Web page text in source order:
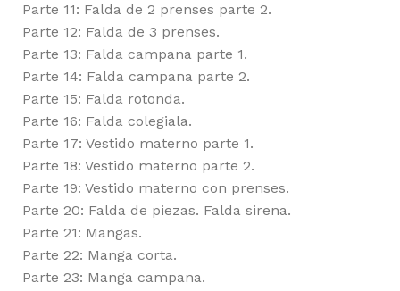
Parte 11: Falda de 2 prenses parte 2.
Parte 12: Falda de 3 prenses.
Parte 13: Falda campana parte 1.
Parte 14: Falda campana parte 2.
Parte 15: Falda rotonda.
Parte 16: Falda colegiala.
Parte 17: Vestido materno parte 1.
Parte 18: Vestido materno parte 2.
Parte 19: Vestido materno con prenses.
Parte 20: Falda de piezas. Falda sirena.
Parte 21: Mangas.
Parte 22: Manga corta.
Parte 23: Manga campana.